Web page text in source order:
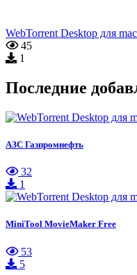
WebTorrent Desktop для
45
1
Последние
АЗС Газпромнефть
32
1
MiniTool MovieMaker Free
53
5